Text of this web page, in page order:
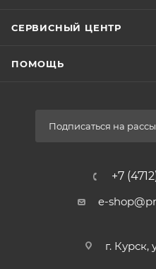
СЕРВИСНЫЙ ЦЕНТР
ПОМОЩЬ
Подписаться на
+7
e-
г. Курск,